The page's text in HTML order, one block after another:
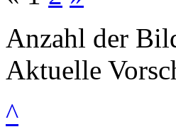
Anzahl der
Aktuelle
^